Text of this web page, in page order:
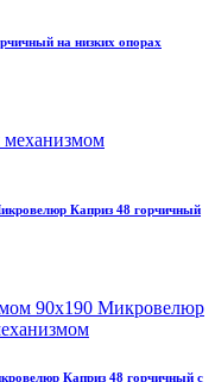
на низких опорах
Каприз 48 горчичный
Каприз 48 горчичный с